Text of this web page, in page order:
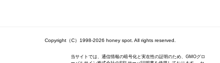
Copyright（C）1998-2026 honey spot. All rights reserved.
当サイトでは、通信情報の暗号化と実在性の証明のため、GMOグロ